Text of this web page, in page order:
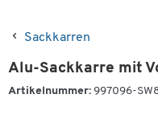
Sackkarren
Alu-Sackkarre mit
Artikelnummer: 997096-